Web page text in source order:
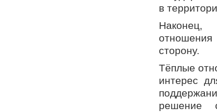
в
Наконец,
сторону.
Тёплые
интерес
решение